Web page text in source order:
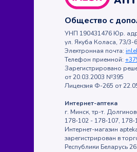
Общество с
УНП 190431476 Юр.
ул. Якуба Коласа, 73/3-
Электронная почта:
Телефон приемной:
Зарегистрировано
от 20.03.2003 №395
Лицензия Ф-265 от
Интернет-аптека
г. Минск, тр-т.
178-102 - 178-107,
Интернет-магазин
зарегистрирован в
Республики Беларусь